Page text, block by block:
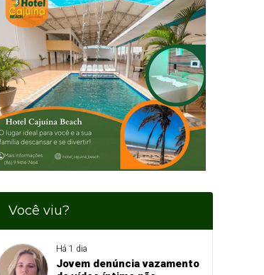
Você viu?
Há 1 dia
Jovem denúncia vazamento